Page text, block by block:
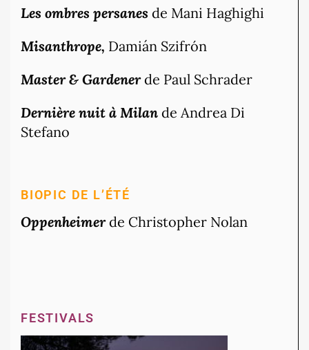
Les ombres persanes de Mani Haghighi
Misanthrope, Damián Szifrón
Master & Gardener de Paul Schrader
Dernière nuit à Milan de Andrea Di
Stefano
BIOPIC DE L’ÉTÉ
Oppenheimer de Christopher Nolan
FESTIVALS